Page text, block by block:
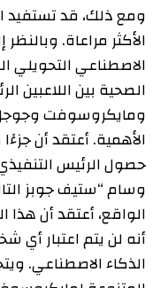
ومع ذلك، قد تستفيد
الأكثر مراعاة.
الاصطناعي التحويلي
الصحية بين اللاعبين
الأهمية. أعتقد أن
حصول الرئيس
وسام “ستيف جوبز
الواقع، أعتقد أن
أنه لن يتم اعتبار
الذكاء الاصطناعي.